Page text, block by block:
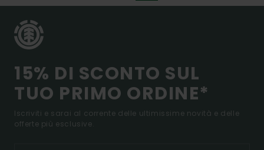
15% DI SCONTO SUL
TUO PRIMO ORDINE*
Iscriviti e sarai al corrente delle ultimissime novità e delle
offerte più esclusive.